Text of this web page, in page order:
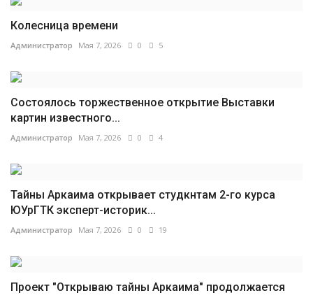
Колесница времени
Администратор Мая 7, 2026 0 5
Состоялось торжественное открытие Выставки
картин известного...
Администратор Мая 7, 2026 0 4
Тайны Аркаима открывает студкнтам 2-го курса
ЮУрГТК эксперт-историк...
Администратор Мая 7, 2026 0 19
Проект "Открываю тайны Аркаима" продолжается